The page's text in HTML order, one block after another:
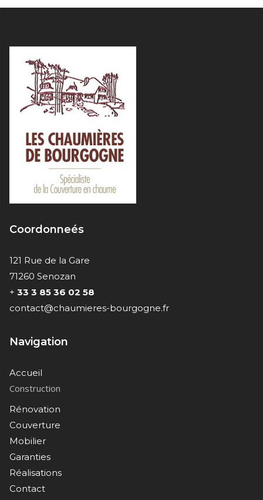
Coordonneés
121 Rue de la Gare
71260 Senozan
+ 33 3 85 36 02 58
contact@chaumieres-bourgogne.fr
Navigation
Accueil
Construction
Rénovation
Couverture
Mobilier
Garanties
Réalisations
Contact